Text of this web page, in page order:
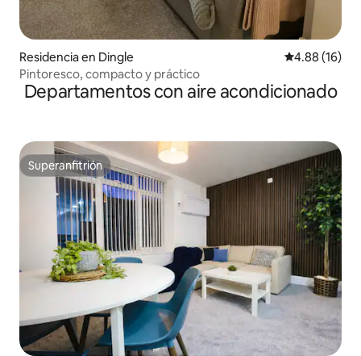
Residencia en Dingle Calificación
4.88 (16)
Pintoresco, compacto y práctico
Departamentos con aire acondicionado
Superanfitrión
Superanfitrión